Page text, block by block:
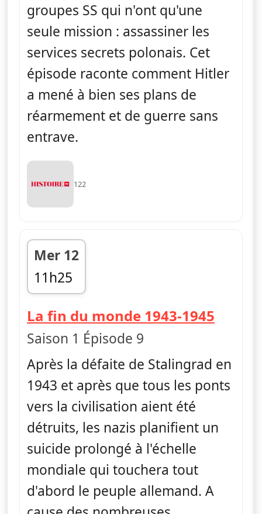
groupes SS qui n'ont qu'une
seule mission : assassiner les
services secrets polonais. Cet
épisode raconte comment Hitler
a mené à bien ses plans de
réarmement et de guerre sans
entrave.
122
Mer 12
11h25
fin 12h20
La fin du monde 1943-1945
Saison 1 Épisode 9
Après la défaite de Stalingrad en
1943 et après que tous les ponts
vers la civilisation aient été
détruits, les nazis planifient un
suicide prolongé à l'échelle
mondiale qui touchera tout
d'abord le peuple allemand. A